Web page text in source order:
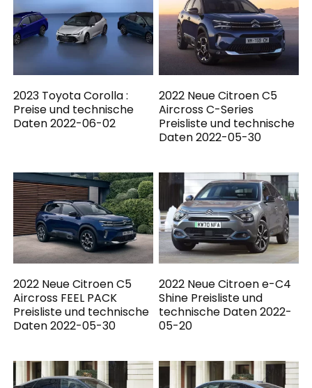
2023 Toyota Corolla :
Preise und technische
Daten 2022-06-02
2022 Neue Citroen C5
Aircross C-Series
Preisliste und technische
Daten 2022-05-30
2022 Neue Citroen C5
Aircross FEEL PACK
Preisliste und technische
Daten 2022-05-30
2022 Neue Citroen e-C4
Shine Preisliste und
technische Daten 2022-
05-20